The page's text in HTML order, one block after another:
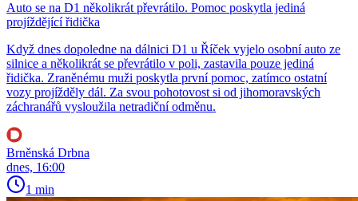
Auto se na D1 několikrát převrátilo. Pomoc poskytla jediná
projíždějící řidička
Když dnes dopoledne na dálnici D1 u Říček vyjelo osobní auto ze
silnice a několikrát se převrátilo v poli, zastavila pouze jediná
řidička. Zraněnému muži poskytla první pomoc, zatímco ostatní
vozy projížděly dál. Za svou pohotovost si od jihomoravských
záchranářů vysloužila netradiční odměnu.
Brněnská Drbna
dnes, 16:00
1 min